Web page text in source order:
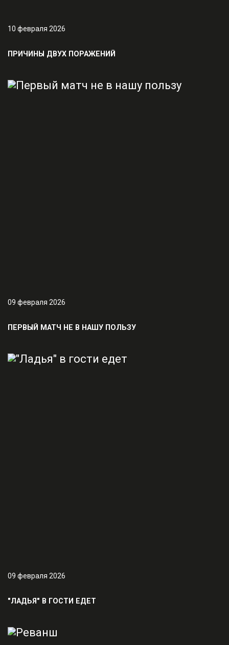
10 февраля 2026
ПРИЧИНЫ ДВУХ ПОРАЖЕНИЙ
09 февраля 2026
ПЕРВЫЙ МАТЧ НЕ В НАШУ ПОЛЬЗУ
09 февраля 2026
"ЛАДЬЯ" В ГОСТИ ЕДЕТ